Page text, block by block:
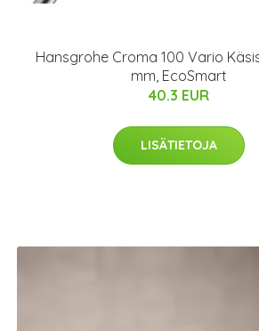
Hansgrohe Croma 100 Vario
mm, EcoSmart
40.3 EUR
LISÄTIETOJA